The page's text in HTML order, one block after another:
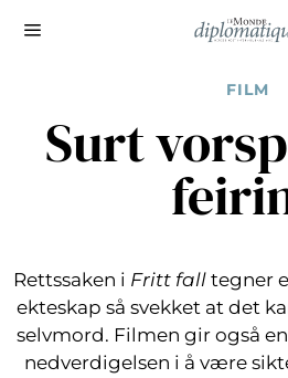
FILM
Surt
Rettssaken i Fritt falltegner
ekteskap så svekket at det
selvmord. Filmen gir også
nedverdigelsen i å være